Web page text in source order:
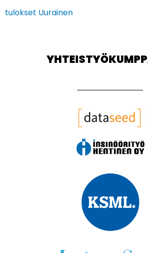
tulokset Uurainen